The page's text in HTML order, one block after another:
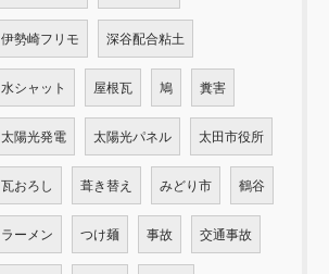
伊勢崎フリモ 深谷配合粘土
水シャット 屋根瓦 鳩 糞害
太陽光発電 太陽光パネル 太田市役所
瓦おろし 葺き替え みどり市 鶴谷
ラーメン つけ麺 事故 交通事故